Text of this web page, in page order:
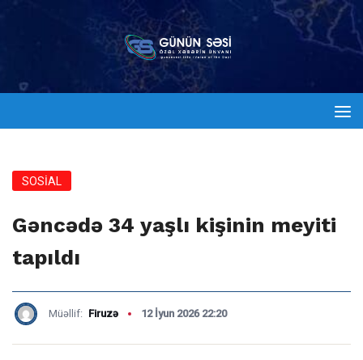
SOSİAL
Gəncədə 34 yaşlı kişinin meyiti
tapıldı
Müəllif: Firuzə 12 İyun 2026 22:20